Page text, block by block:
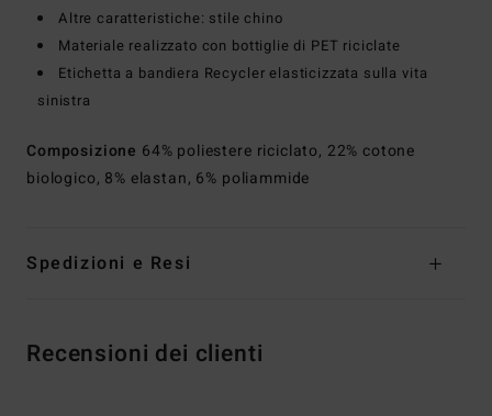
Altre caratteristiche: stile chino
Materiale realizzato con bottiglie di PET riciclate
Etichetta a bandiera Recycler elasticizzata sulla vita
sinistra
Composizione 64% poliestere riciclato, 22% cotone
biologico, 8% elastan, 6% poliammide
Spedizioni e Resi
Recensioni dei clienti